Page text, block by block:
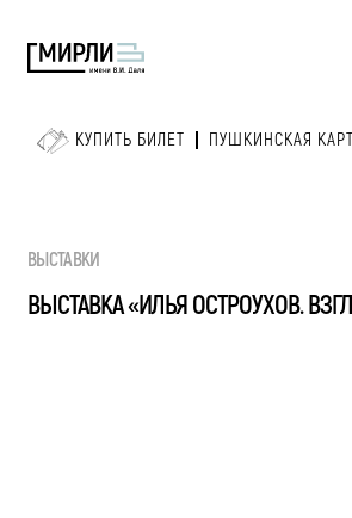
КУПИТЬ БИЛЕТ ПУШКИНСКАЯ
ВЫСТАВКИ
ВЫСТАВКА «ИЛЬЯ ОСТРОУХОВ.